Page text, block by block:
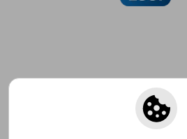
Suscríbete para recibir
promociones